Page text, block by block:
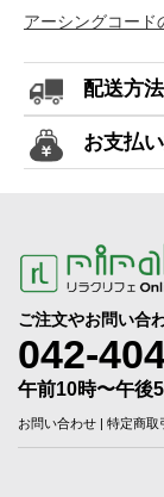
アーシングコード
配送方法
お支払
ご注文やお問い合
042-
午前10時〜午後
お問い合わせ| 特定商取